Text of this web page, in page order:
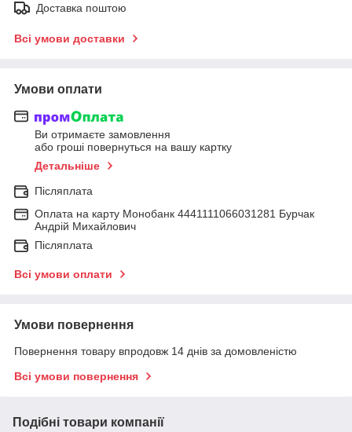
Доставка поштою
Всі умови доставки
Умови оплати
Ви отримаєте замовлення
або гроші повернуться на вашу картку
Детальніше
Післяплата
Оплата на карту Монобанк 4441111066031281 Бурчак
Андрій Михайлович
Післяплата
Всі умови оплати
Умови повернення
Повернення товару впродовж 14 днів за домовленістю
Всі умови повернення
Подібні товари компанії